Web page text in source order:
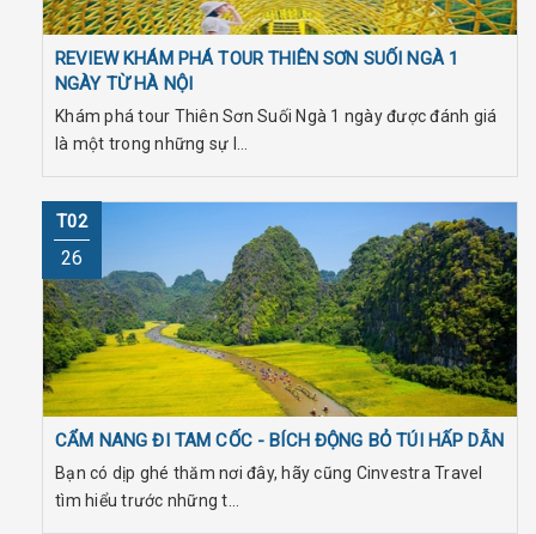
REVIEW KHÁM PHÁ TOUR THIÊN SƠN SUỐI NGÀ 1
NGÀY TỪ HÀ NỘI
Khám phá tour Thiên Sơn Suối Ngà 1 ngày được đánh giá
là một trong những sự l...
T02
26
CẨM NANG ĐI TAM CỐC - BÍCH ĐỘNG BỎ TÚI HẤP DẪN
Bạn có dịp ghé thăm nơi đây, hãy cũng Cinvestra Travel
tìm hiểu trước những t...